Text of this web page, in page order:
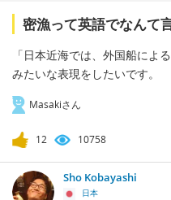
密漁って英語でなんて
「日本近海では、外国船によ
みたいな表現をしたいです。
Masakiさん
12 10758
Sho Kobayashi
日本